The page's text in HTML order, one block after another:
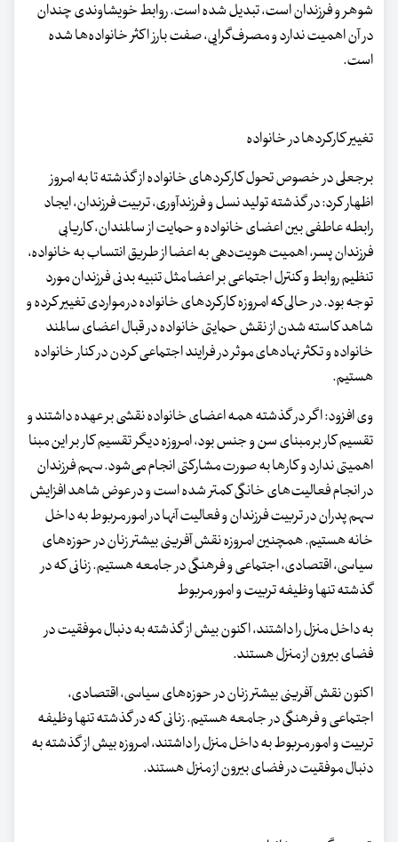
شوهر و فرزندان است، تبدیل شده است. روابط خویشاوندی چندان
در آن اهمیت ندارد و مصرف‌گرایی، صفت بارز اکثر خانواده‌ها شده‌
است.
تغییر کارکردها در خانواده
برجعلی در خصوص تحول کارکردهای خانواده از گذشته تا به امروز
اظهار کرد: در گذشته تولید نسل و فرزندآوری، تربیت فرزندان، ایجاد
رابطه عاطفی بین اعضای خانواده و حمایت از سالمندان، کاریابی
فرزندان پسر، اهمیت هویت‌دهی به اعضا از طریق انتساب به خانواده،
تنظیم روابط و کنترل اجتماعی بر اعضا مثل تنبیه بدنی فرزندان مورد
توجه بود. در حالی‌که امروزه کارکردهای خانواده در مواردی تغییر کرده و
شاهد کاسته شدن از نقش حمایتی خانواده در قبال اعضای سالمند
خانواده و تکثر نهادهای موثر در فرایند اجتماعی کردن در کنار خانواده
هستیم.
وی افزود: اگر در گذشته همه اعضای خانواده نقشی بر عهده داشتند و
تقسیم کار بر مبنای سن و جنس بود، امروزه دیگر تقسیم کار بر این مبنا
اهمیتی ندارد و کارها به صورت مشارکتی انجام می‌شود. سهم فرزندان
در انجام فعالیت‌های خانگی کمتر شده است و در عوض شاهد افزایش
سهم پدران در تربیت فرزندان و فعالیت آنها در امور مربوط به داخل
خانه هستیم. همچنین امروزه نقش آفرینی بیشتر زنان در حوزه‌های
سیاسی، اقتصادی، اجتماعی و فرهنگی در جامعه هستیم. زنانی که در
گذشته تنها وظیفه تربیت و امور مربوط
به داخل منزل را داشتند، اکنون بیش از گذشته به دنبال موفقیت در
فضای بیرون از منزل هستند.
اکنون نقش آفرینی بیشتر زنان در حوزه‌های سیاسی، اقتصادی،
اجتماعی و فرهنگی در جامعه هستیم. زنانی که در گذشته تنها وظیفه
تربیت و امور مربوط به داخل منزل را داشتند، امروزه بیش از گذشته به
دنبال موفقیت در فضای بیرون از منزل هستند.